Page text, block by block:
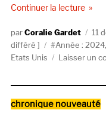
Continuer la lecturede «
AuteurCoralie Gardet
le
11
différé
Étiquettes
Année : 2024,
Etats Unis
Laisser un
Catégories
chronique nouveauté